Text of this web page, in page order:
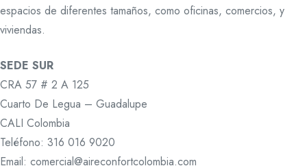
espacios de diferentes tamaños, como oficinas, comercios, y
viviendas.
SEDE SUR
CRA 57 # 2 A 125
Cuarto De Legua – Guadalupe
CALI Colombia
Teléfono: 316 016 9020
Email: comercial@aireconfortcolombia.com